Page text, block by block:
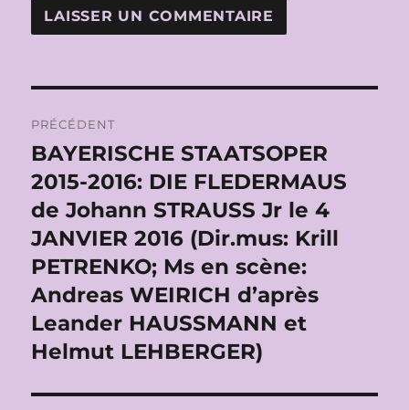
de
l’article
PRÉCÉDENT
Publication
précédente :
BAYERISCHE STAATSOPER
2015-2016: DIE FLEDERMAUS
de Johann STRAUSS Jr le 4
JANVIER 2016 (Dir.mus: Krill
PETRENKO; Ms en scène:
Andreas WEIRICH d’après
Leander HAUSSMANN et
Helmut LEHBERGER)